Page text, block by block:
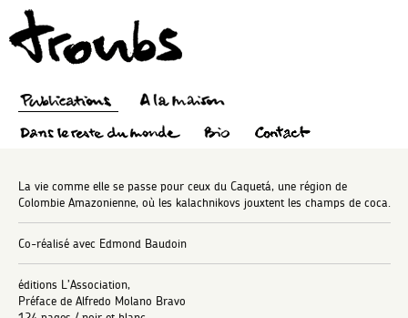
La vie comme elle se passe pour ceux du Caquetá, une région de
Colombie Amazonienne, où les kalachnikovs jouxtent les champs de coca.
Co-réalisé avec Edmond Baudoin
éditions L’Association,
Préface de Alfredo Molano Bravo